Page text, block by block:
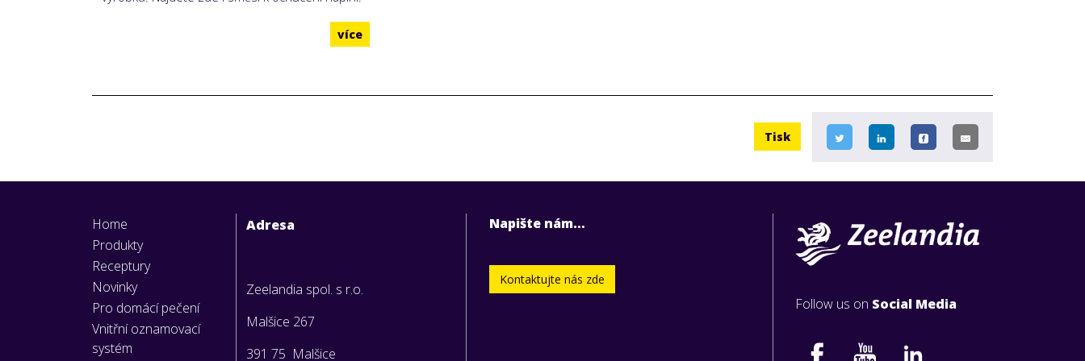
více
Tisk
Home
Produkty
Receptury
Novinky
Pro domácí pečení
Vnitřní oznamovací
systém
Adresa
Zeelandia spol. s r.o.
Malšice 267
391 75 Malšice
Napište nám…
Kontaktujte nás zde
Follow us on Social Media